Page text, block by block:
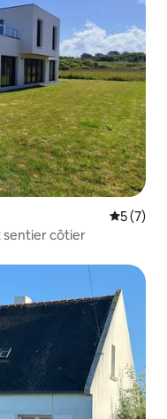
5 (7)
sentier côtier